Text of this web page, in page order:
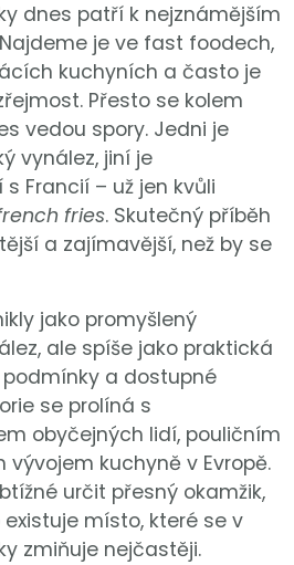
dnes patří k nejznámějším
je ve fast foodech,
kuchyních a často je
Přesto se kolem
vedou spory. Jedni je
vynález, jiní je
Francií – už jen kvůli
fries. Skutečný příběh
a zajímavější, než by se
jako promyšlený
ale spíše jako praktická
a dostupné
se prolíná s
obyčejných lidí, pouličním
kuchyně v Evropě.
určit přesný okamžik,
existuje místo, které se v
zmiňuje nejčastěji.